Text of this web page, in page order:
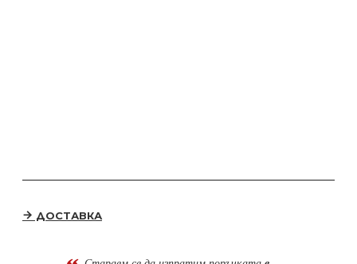
ДОСТАВКА